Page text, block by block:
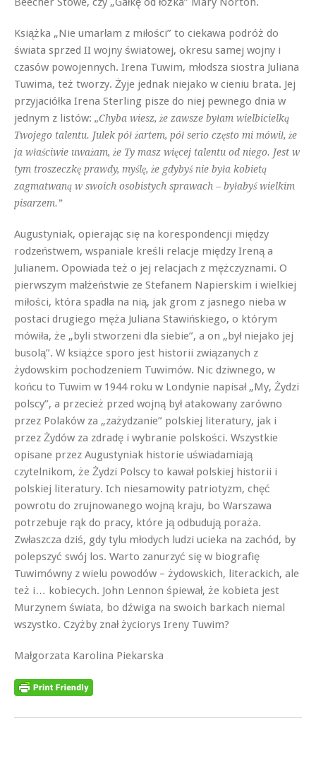
Książka „Nie umarłam z miłości” to ciekawa podróż do
świata sprzed II wojny światowej, okresu samej wojny i
czasów powojennych. Irena Tuwim, młodsza siostra Juliana
Tuwima, też tworzy. Żyje jednak niejako w cieniu brata. Jej
przyjaciółka Irena Sterling pisze do niej pewnego dnia w
jednym z listów: „Chyba wiesz, że zawsze byłam wielbicielką
Twojego talentu. Julek pół żartem, pół serio często mi mówił, że
ja właściwie uważam, że Ty masz więcej talentu od niego. Jest w
tym troszeczkę prawdy, myślę, że gdybyś nie była kobietą
zagmatwaną w swoich osobistych sprawach – byłabyś wielkim
pisarzem.”
Augustyniak, opierając się na korespondencji między
rodzeństwem, wspaniale kreśli relacje między Ireną a
Julianem. Opowiada też o jej relacjach z mężczyznami. O
pierwszym małżeństwie ze Stefanem Napierskim i wielkiej
miłości, która spadła na nią, jak grom z jasnego nieba w
postaci drugiego męża Juliana Stawińskiego, o którym
mówiła, że „byli stworzeni dla siebie”, a on „był niejako jej
busolą”. W książce sporo jest historii związanych z
żydowskim pochodzeniem Tuwimów. Nic dziwnego, w
końcu to Tuwim w 1944 roku w Londynie napisał „My, Żydzi
polscy”, a przecież przed wojną był atakowany zarówno
przez Polaków za „zażydzanie” polskiej literatury, jak i
przez Żydów za zdradę i wybranie polskości. Wszystkie
opisane przez Augustyniak historie uświadamiają
czytelnikom, że Żydzi Polscy to kawał polskiej historii i
polskiej literatury. Ich niesamowity patriotyzm, chęć
powrotu do zrujnowanego wojną kraju, bo Warszawa
potrzebuje rąk do pracy, które ją odbudują poraża.
Zwłaszcza dziś, gdy tylu młodych ludzi ucieka na zachód, by
polepszyć swój los. Warto zanurzyć się w biografię
Tuwimówny z wielu powodów – żydowskich, literackich, ale
też i… kobiecych. John Lennon śpiewał, że kobieta jest
Murzynem świata, bo dźwiga na swoich barkach niemal
wszystko. Czyżby znał życiorys Ireny Tuwim?
Małgorzata Karolina Piekarska